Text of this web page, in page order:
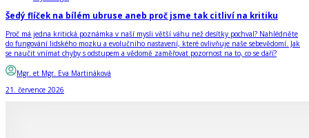
Šedý flíček na bílém ubruse aneb proč jsme tak citliví na kritiku
Proč má jedna kritická poznámka v naší mysli větší váhu než desítky pochval? Nahlédněte
do fungování lidského mozku a evolučního nastavení, které ovlivňuje naše sebevědomí. Jak
se naučit vnímat chyby s odstupem a vědomě zaměřovat pozornost na to, co se daří?
Mgr. et Mgr. Eva Martináková
21. července 2026